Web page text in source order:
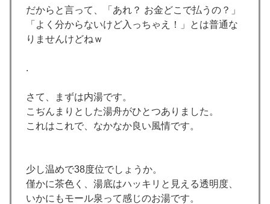
だからと言って、「あれ？ お金どこで払うの？」
「よく分からないけど入っちゃえ！」とは普通な
りませんけどねｗ
.
さて、まずは内湯です。
こぢんまりとした湯舟がひとつありました。
これはこれで、なかなか良い風情です。
少し温めで38度位でしょうか。
僅かに茶色く、湯底はハッキリと見える透明度、
いかにもモール泉って感じのお湯です。